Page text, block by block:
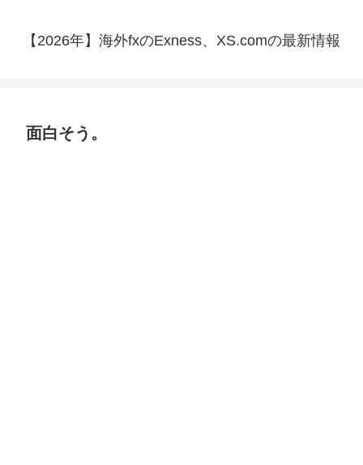
【2026年】海外fxのExness、XS.comの最新情報
面白そう。